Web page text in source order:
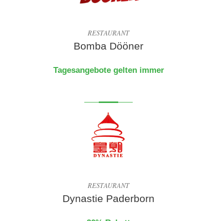
RESTAURANT
Bomba Dööner
Tagesangebote gelten immer
RESTAURANT
Dynastie Paderborn